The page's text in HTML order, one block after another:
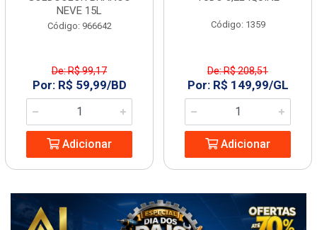
NEVE 15L
Código: 966642
De: R$ 99,17
Por: R$ 59,99/BD
Adicionar
Código: 1359
De: R$ 208,51
Por: R$ 149,99/GL
Adicionar